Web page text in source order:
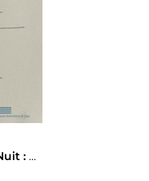
Le Sphinx Et La Nuit : D'une Nouvelle Enquete Sur Les Origines De Guillaume Apollinaire Aux Delices